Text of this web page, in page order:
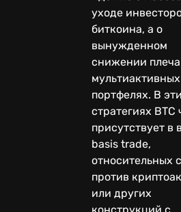
уходе
биткоина, а о
вынужденном
снижении плеча
мультиактивных
портфелях. В
стратегиях BTC
присутствует в
basis trade,
относительных
против
или других